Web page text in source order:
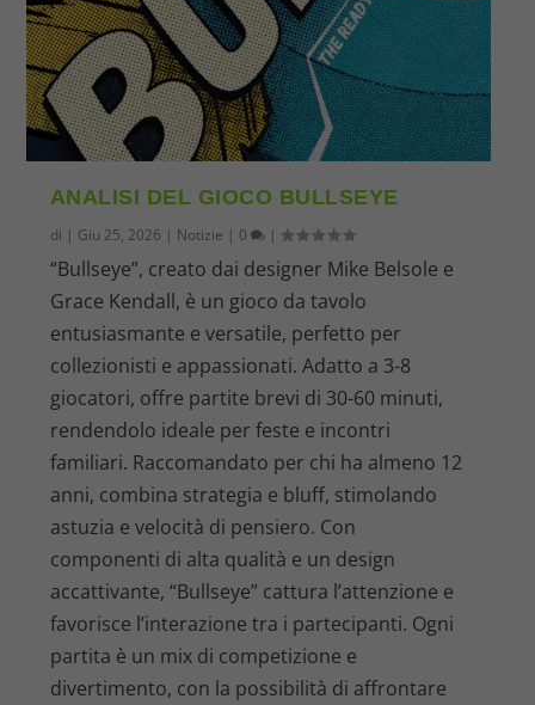
ANALISI DEL GIOCO BULLSEYE
di | Giu 25, 2026 | Notizie | 0 |
“Bullseye”, creato dai designer Mike Belsole e
Grace Kendall, è un gioco da tavolo
entusiasmante e versatile, perfetto per
collezionisti e appassionati. Adatto a 3-8
giocatori, offre partite brevi di 30-60 minuti,
rendendolo ideale per feste e incontri
familiari. Raccomandato per chi ha almeno 12
anni, combina strategia e bluff, stimolando
astuzia e velocità di pensiero. Con
componenti di alta qualità e un design
accattivante, “Bullseye” cattura l’attenzione e
favorisce l’interazione tra i partecipanti. Ogni
partita è un mix di competizione e
divertimento, con la possibilità di affrontare